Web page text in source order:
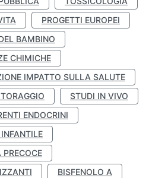
PROGETTI EUROPEI
BAMBINO
CHIMICHE
IMPATTO SULLA SALUTE
STUDI IN VIVO
ENDOCRINI
PRECOCE
BISFENOLO A